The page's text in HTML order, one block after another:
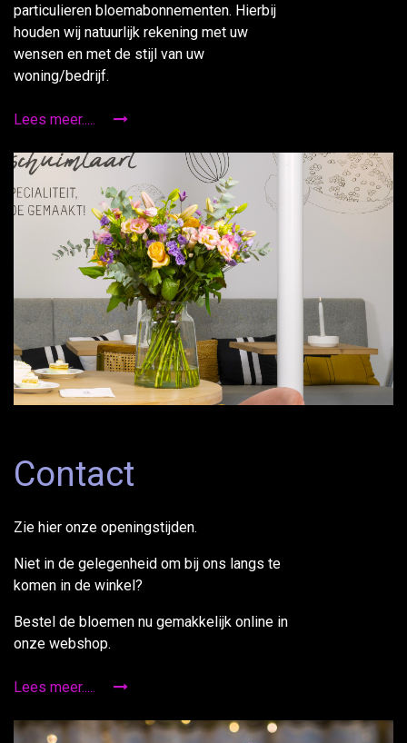
particulieren bloemabonnementen. Hierbij
houden wij natuurlijk rekening met uw
wensen en met de stijl van uw
woning/bedrijf.
Lees meer.....
Contact
Zie hier onze openingstijden.
Niet in de gelegenheid om bij ons langs te
komen in de winkel?
Bestel de bloemen nu gemakkelijk online in
onze webshop.
Lees meer.....